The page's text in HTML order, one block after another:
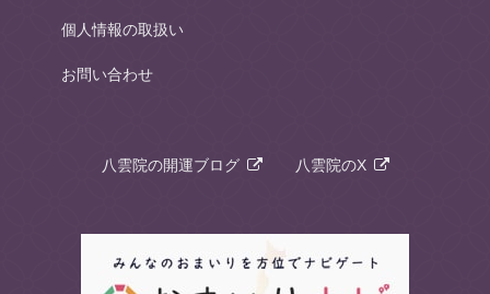
個人情報の取扱い
お問い合わせ
八雲院の開運ブログ 八雲院のX